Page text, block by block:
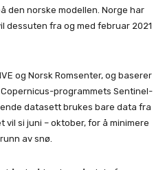
den norske modellen. Norge har
dessuten fra og med februar 2021
og Norsk Romsenter, og baserer
programmets Sentinel-
datasett brukes bare data fra
vil si juni – oktober, for å minimere
av snø.